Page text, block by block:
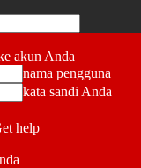
akun Anda
nama pengguna
kata sandi Anda
help